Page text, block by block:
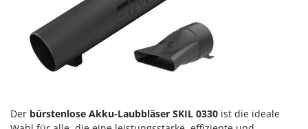
Heckenscheren
Heißluftfritteusen
Heizkanonen und Elektroheizer
Hochdruckreiniger
Holzbacköfen Außenbereich für Pizza und Braten
Comet
Cresco
Cruccolini
CTEK
D
Dal Degan
Der bürstenlose Akku-Laubbläser SKIL 0330 ist die ideale